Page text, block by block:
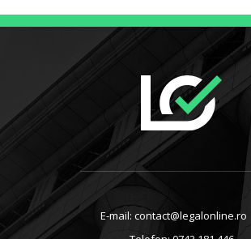
E-mail: contact@legalonline.ro